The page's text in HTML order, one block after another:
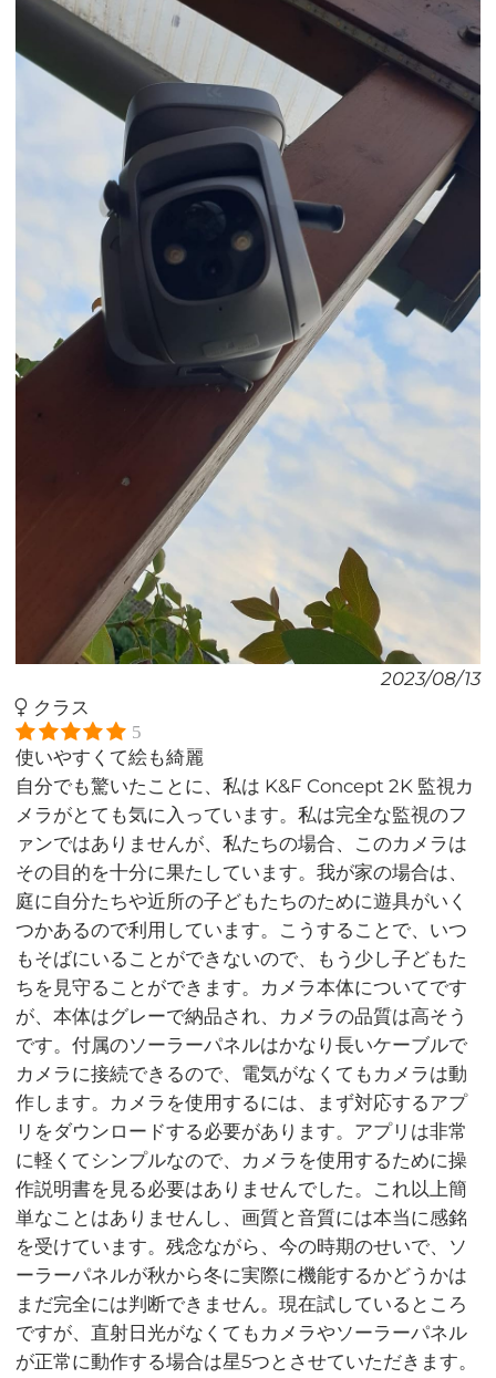
2023/08/13
クラス
5
使いやすくて絵も綺麗
自分でも驚いたことに、私は K&F Concept 2K 監視カ
メラがとても気に入っています。私は完全な監視のフ
ァンではありませんが、私たちの場合、このカメラは
その目的を十分に果たしています。我が家の場合は、
庭に自分たちや近所の子どもたちのために遊具がいく
つかあるので利用しています。こうすることで、いつ
もそばにいることができないので、もう少し子どもた
ちを見守ることができます。カメラ本体についてです
が、本体はグレーで納品され、カメラの品質は高そう
です。付属のソーラーパネルはかなり長いケーブルで
カメラに接続できるので、電気がなくてもカメラは動
作します。カメラを使用するには、まず対応するアプ
リをダウンロードする必要があります。アプリは非常
に軽くてシンプルなので、カメラを使用するために操
作説明書を見る必要はありませんでした。これ以上簡
単なことはありませんし、画質と音質には本当に感銘
を受けています。残念ながら、今の時期のせいで、ソ
ーラーパネルが秋から冬に実際に機能するかどうかは
まだ完全には判断できません。現在試しているところ
ですが、直射日光がなくてもカメラやソーラーパネル
が正常に動作する場合は星5つとさせていただきます。